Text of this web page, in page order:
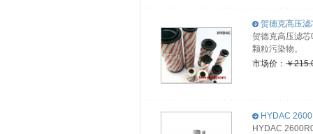
贺德克高压
贺德克高压滤
颗粒污染物。
市场价： ￥
HYDAC
HYDAC